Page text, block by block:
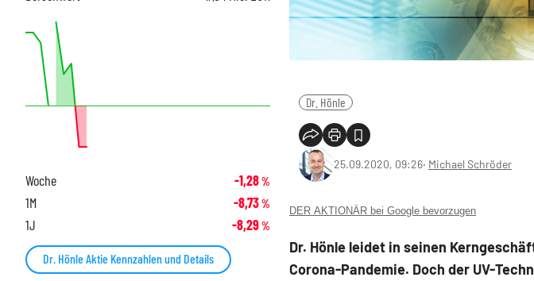
Dr. Hönle
25.09.2020, 09:26‧ Michael Schröder
DER AKTIONÄR bei Google bevorzugen
Dr. Hönle leidet in seinen
Corona-Pandemie. Doch der UV-
Woche -1,28%
1M -8,73%
1J -8,29%
Dr. Hönle Aktie Kennzahlen und Details